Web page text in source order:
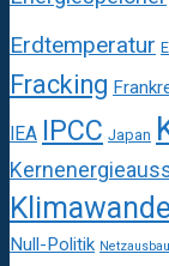
Erdtemperatur
Fracking
IEA IPCC Japan
Null-Politik Netzausbau